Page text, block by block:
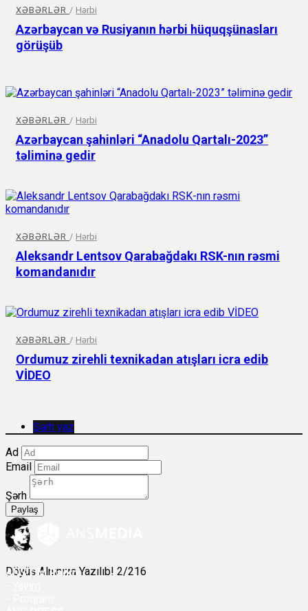
XƏBƏRLƏR / Hərbi
Azərbaycan və Rusiyanın hərbi hüquqşünasları
görüşüb
XƏBƏRLƏR / Hərbi
Azərbaycan şahinləri “Anadolu Qartalı-2023”
təliminə gedir
XƏBƏRLƏR / Hərbi
Aleksandr Lentsov Qarabağdakı RSK-nın rəsmi
komandanıdır
XƏBƏRLƏR / Hərbi
Ordumuz zirehli texnikadan atışları icra edib
VİDEO
Şərh yaz
Ad
Email
Şərh
Paylaş
Döyüş Alnınıza Yazılıb! 2/216
ANSÇM Radio